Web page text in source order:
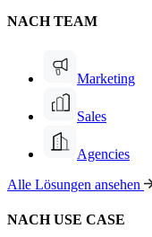
NACH TEAM
Marketing
Sales
Agencies
Alle Lösungen ansehen
NACH USE CASE